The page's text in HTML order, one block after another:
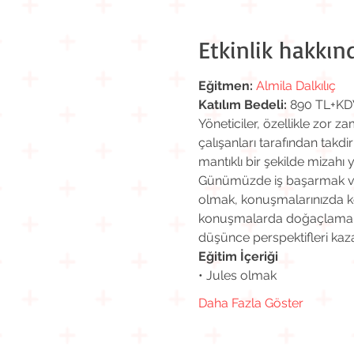
Etkinlik
Eğitmen: Almila Dalkılıç
Katılım Bedeli: 890
Yöneticiler, özellikle zor
çalışanları tarafından
mantıklı bir şekilde
Günümüzde iş başarmak
olmak, konuşmalarınızda
konuşmalarda doğaçlama
düşünce perspektifleri
Eğitim İçeriği
• Jules olmak
Daha Fazla Göster